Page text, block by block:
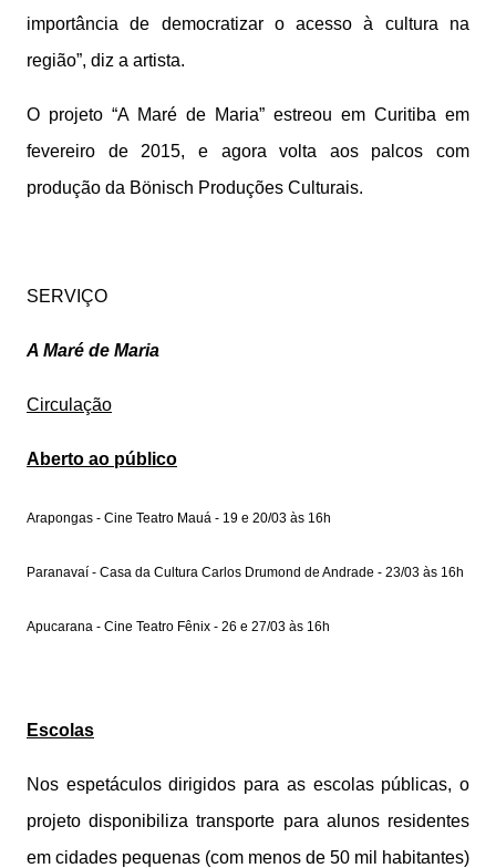
importância de democratizar o acesso à cultura na
região”, diz a artista.
O projeto “A Maré de Maria” estreou em Curitiba em
fevereiro de 2015, e agora volta aos palcos com
produção da Bönisch Produções Culturais.
SERVIÇO
A Maré de Maria
Circulação
Aberto ao público
Arapongas - Cine Teatro Mauá - 19 e 20/03 às 16h
Paranavaí - Casa da Cultura Carlos Drumond de Andrade - 23/03 às 16h
Apucarana - Cine Teatro Fênix - 26 e 27/03 às 16h
Escolas
Nos espetáculos dirigidos para as escolas públicas, o
projeto disponibiliza transporte para alunos residentes
em cidades pequenas (com menos de 50 mil habitantes)